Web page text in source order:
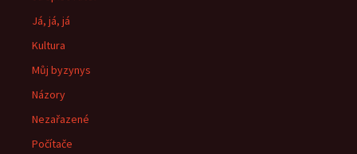
Já, já, já
Kultura
Můj byzynys
Názory
Nezařazené
Počítače